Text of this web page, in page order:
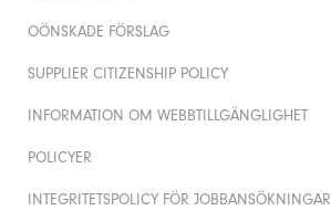
OÖNSKADE FÖRSLAG
SUPPLIER CITIZENSHIP POLICY
INFORMATION OM WEBBTILLGÄNGLIGHET
POLICYER
INTEGRITETSPOLICY FÖR JOBBANSÖKNINGAR